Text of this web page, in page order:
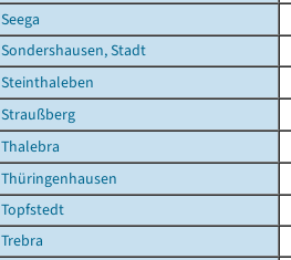
Seega
Sondershausen, Stadt
Steinthaleben
Straußberg
Thalebra
Thüringenhausen
Topfstedt
Trebra